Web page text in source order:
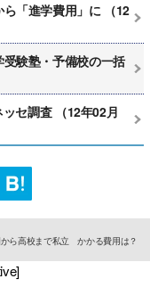
「進学費用」に （12
受験塾・予備校の一括
セ調査 （12年02月
ら高校まで私立 かかる費用は？